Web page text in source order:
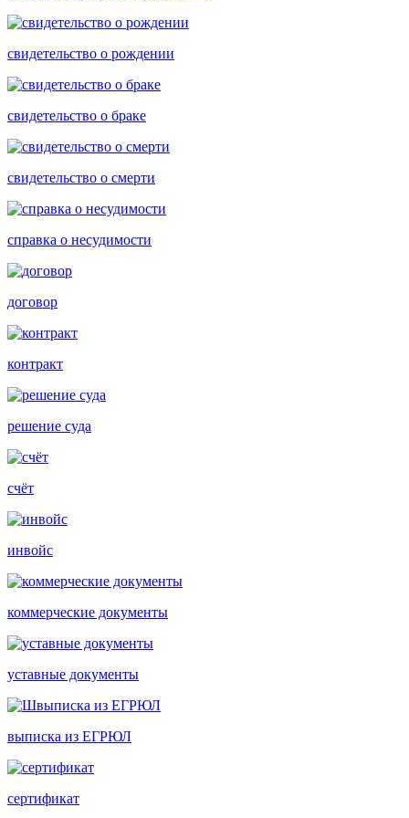
свидетельство о рождении
свидетельство о браке
свидетельство о смерти
справка о несудимости
договор
контракт
решение суда
счёт
инвойс
коммерческие документы
уставные документы
выписка из ЕГРЮЛ
сертификат